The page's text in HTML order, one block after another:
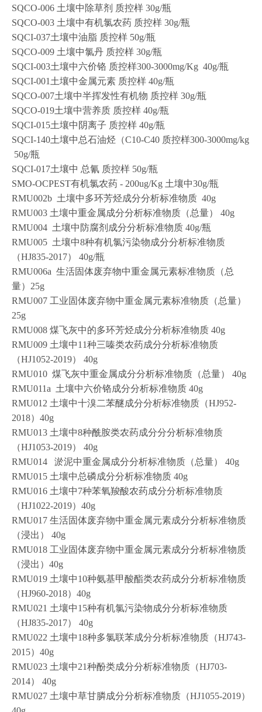
SQCO-006 土壤中除草剂 质控样 30g/瓶
SQCO-003 土壤中有机氯农药 质控样 30g/瓶
SQCI-037土壤中油脂 质控样 50g/瓶
SQCO-009 土壤中氯丹 质控样 30g/瓶
SQCI-003土壤中六价铬 质控样300-3000mg/Kg 40g/瓶
SQCI-001土壤中金属元素 质控样 40g/瓶
SQCO-007土壤中半挥发性有机物 质控样 30g/瓶
SQCO-019土壤中营养质 质控样 40g/瓶
SQCI-015土壤中阴离子 质控样 40g/瓶
SQCI-140土壤中总石油烃（C10-C40 质控样300-3000mg/kg
50g/瓶
SQCI-017土壤中 总氰 质控样 50g/瓶
SMO-OCPEST有机氯农药 - 200ug/Kg 土壤中30g/瓶
RMU002b 土壤中多环芳烃成分分析标准物质 40g
RMU003 土壤中重金属成分分析标准物质（总量） 40g
RMU004 土壤中防腐剂成分分析标准物质 40g/瓶
RMU005 土壤中8种有机氯污染物成分分析标准物质
（HJ835-2017） 40g/瓶
RMU006a 生活固体废弃物中重金属元素标准物质（总
量）25g
RMU007 工业固体废弃物中重金属元素标准物质（总量）
25g
RMU008 煤飞灰中的多环芳烃成分分析标准物质 40g
RMU009 土壤中11种三嗪类农药成分分析标准物质
（HJ1052-2019） 40g
RMU010 煤飞灰中重金属成分分析标准物质（总量） 40g
RMU011a 土壤中六价铬成分分析标准物质 40g
RMU012 土壤中十溴二苯醚成分分析标准物质（HJ952-
2018）40g
RMU013 土壤中8种酰胺类农药成分分分析标准物质
（HJ1053-2019） 40g
RMU014 淤泥中重金属成分分析标准物质（总量） 40g
RMU015 土壤中总磷成分分析标准物质 40g
RMU016 土壤中7种苯氧羧酸农药成分分析标准物质
（HJ1022-2019）40g
RMU017 生活固体废弃物中重金属元素成分分析标准物质
（浸出） 40g
RMU018 工业固体废弃物中重金属元素成分分析标准物质
（浸出）40g
RMU019 土壤中10种氨基甲酸酯类农药成分分析标准物质
（HJ960-2018）40g
RMU021 土壤中15种有机氯污染物成分分析标准物质
（HJ835-2017） 40g
RMU022 土壤中18种多氯联苯成分分析标准物质（HJ743-
2015）40g
RMU023 土壤中21种酚类成分分析标准物质（HJ703-
2014） 40g
RMU027 土壤中草甘膦成分分析标准物质（HJ1055-2019）